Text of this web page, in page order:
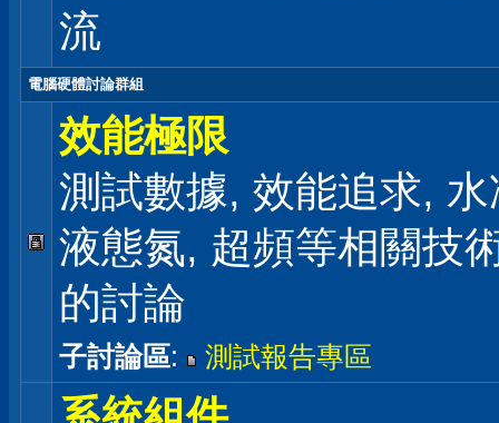
流
電腦硬體討論群組
效能極限
測試數據, 效能追求,
液態氮, 超頻等相關技
的討論
子討論區: 測試報告專區